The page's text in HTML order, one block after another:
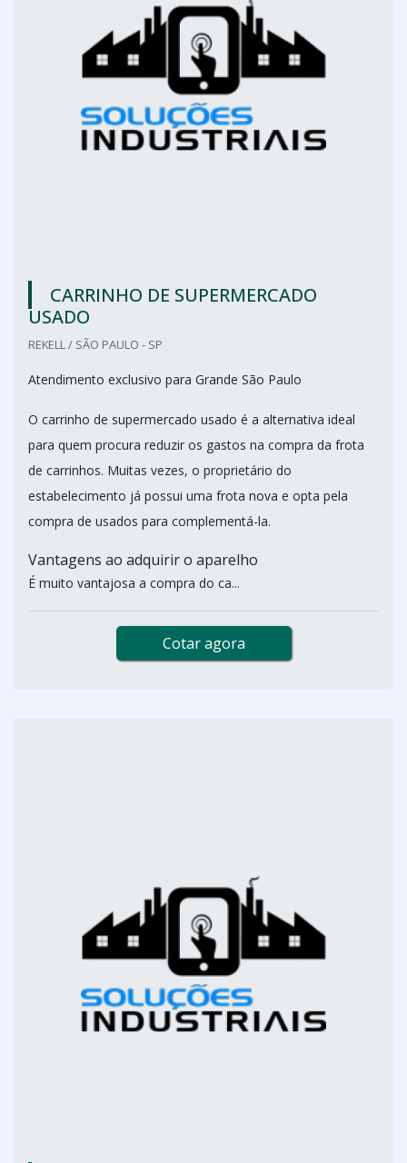
CARRINHO DE SUPERMERCADO
USADO
REKELL / SÃO PAULO - SP
Atendimento exclusivo para Grande São Paulo
O carrinho de supermercado usado é a alternativa ideal
para quem procura reduzir os gastos na compra da frota
de carrinhos. Muitas vezes, o proprietário do
estabelecimento já possui uma frota nova e opta pela
compra de usados para complementá-la.
Vantagens ao adquirir o aparelho
É muito vantajosa a compra do ca...
Cotar agora